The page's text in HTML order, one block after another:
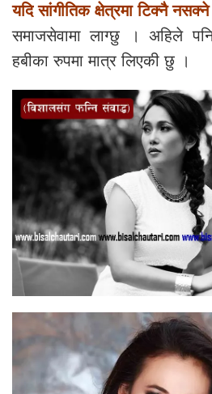
यदि सांगीतिक क्षेत्रमा टिक्नै
समाजसेवामा लाग्छु । अहिले
हबीका रुपमा मात्र लिएकी छु ।